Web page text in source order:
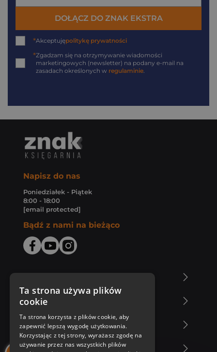
DOŁĄCZ DO ZNAK EKSTRA
*Akceptujępolitykę prywatności
*Zgadzam się na otrzymywanie wiadomości
marketingowych (newsletter) na podany e-mail na
zasadach określonych w regulaminie
Napisz do nas
Poniedziałek - Piątek
8:00 - 18:00
[email protected]
Bądź z nami na bieżąco
Zakupy u nas
Nasza oferta
Nasi autorzy
Ta strona używa plików
cookie
Ta strona korzysta z plików cookie, aby
zapewnić lepszą wygodę użytkowania.
Korzystając z tej strony, wyrażasz zgodę na
używanie przez nas wszystkich plików